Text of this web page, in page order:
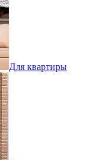
Для квартиры